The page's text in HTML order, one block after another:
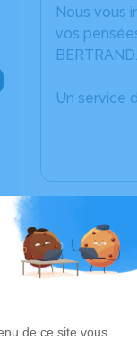
Nous vous
vos
BERTRAND.
Un service